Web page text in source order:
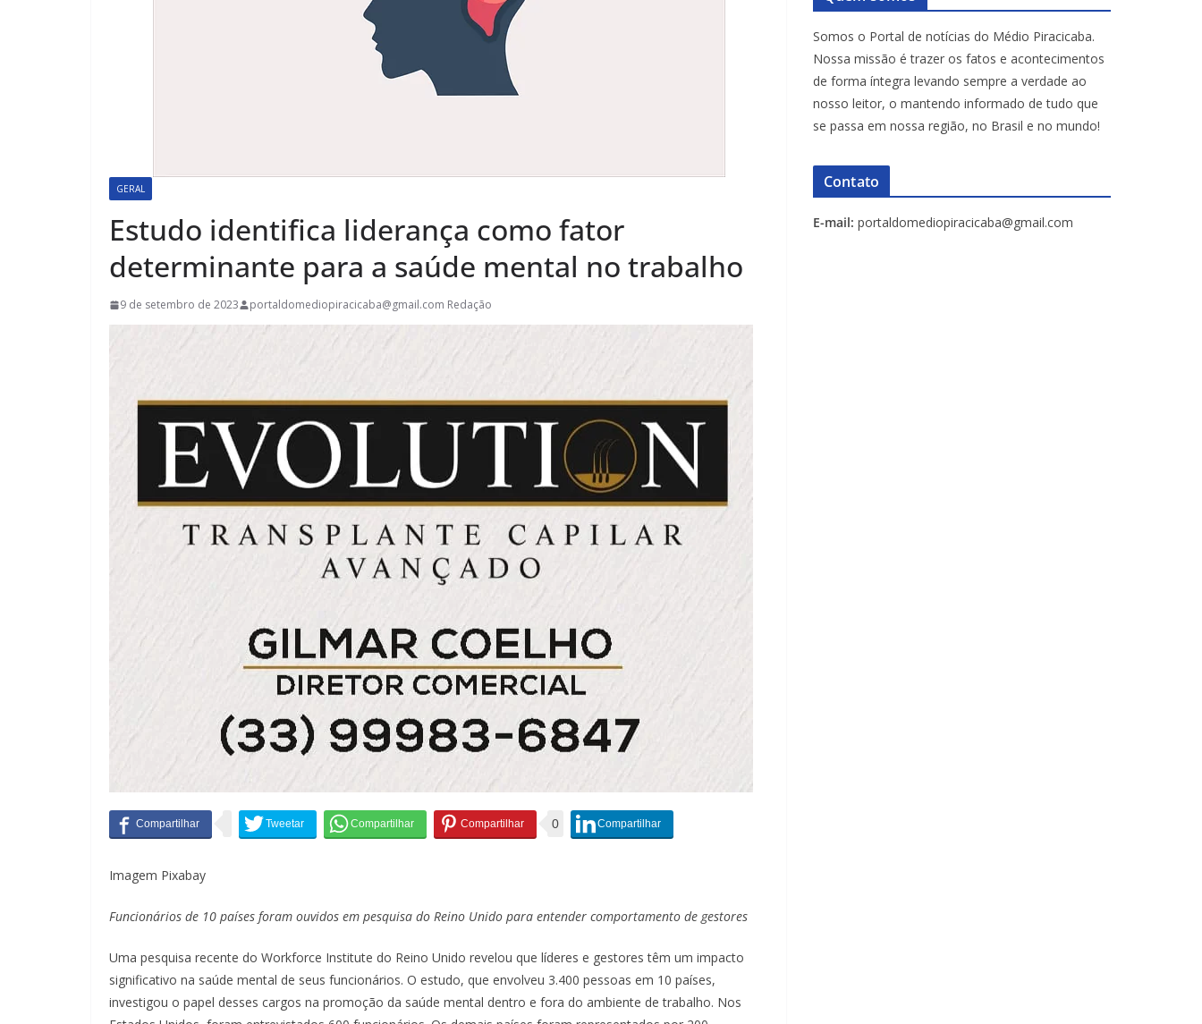
GERAL
Estudo identifica liderança como fator
determinante para a saúde mental no trabalho
9 de setembro de 2023 portaldomediopiracicaba@gmail.com Redação
0
Imagem Pixabay
Funcionários de 10 países foram ouvidos em pesquisa do Reino Unido para entender comportamento de gestores
Uma pesquisa recente do Workforce Institute do Reino Unido revelou que líderes e gestores têm um impacto
significativo na saúde mental de seus funcionários. O estudo, que envolveu 3.400 pessoas em 10 países,
investigou o papel desses cargos na promoção da saúde mental dentro e fora do ambiente de trabalho. Nos
Somos o Portal de notícias do Médio Piracicaba.
Nossa missão é trazer os fatos e acontecimentos
de forma íntegra levando sempre a verdade ao
nosso leitor, o mantendo informado de tudo que
se passa em nossa região, no Brasil e no mundo!
Contato
E-mail: portaldomediopiracicaba@gmail.com